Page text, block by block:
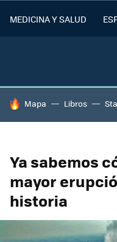
MEDICINA Y SALUD
HOY SE HABLA DE
Mapa Libros
Ya sabemos
mayor
historia